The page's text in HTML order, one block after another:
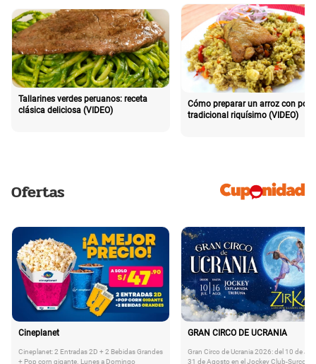
Tallarines verdes peruanos: receta
clásica deliciosa (VIDEO)
Cómo preparar un arroz con pollo
tradicional riquísimo (VIDEO)
Ofertas
Cineplanet
Cineplanet: 2 Entradas 2D + 2 Bebidas Grandes
+ Pop corn gigante. Lunes a Domingo
GRAN CIRCO DE UCRANIA
Gran Circo de Ucrania 2026: del 10 de
31 de Agosto en el Jockey Club-Surco